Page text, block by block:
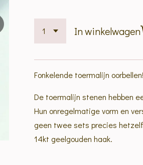
In winkelwagen
Fonkelende toermalijn oorbellen!
De toermalijn stenen hebben
Hun onregelmatige vorm en
geen twee sets precies
14kt geelgouden haak.